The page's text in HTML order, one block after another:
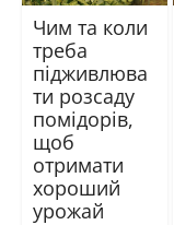
Чим та коли
треба
підживлюва
ти розсаду
помідорів,
щоб
отримати
хороший
урожай